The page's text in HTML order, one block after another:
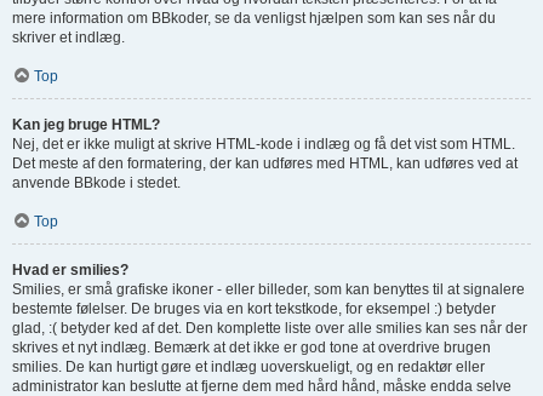
mere information om BBkoder, se da venligst hjælpen som kan ses når du
skriver et indlæg.
Top
Kan jeg bruge HTML?
Nej, det er ikke muligt at skrive HTML-kode i indlæg og få det vist som HTML.
Det meste af den formatering, der kan udføres med HTML, kan udføres ved at
anvende BBkode i stedet.
Top
Hvad er smilies?
Smilies, er små grafiske ikoner - eller billeder, som kan benyttes til at signalere
bestemte følelser. De bruges via en kort tekstkode, for eksempel :) betyder
glad, :( betyder ked af det. Den komplette liste over alle smilies kan ses når der
skrives et nyt indlæg. Bemærk at det ikke er god tone at overdrive brugen
smilies. De kan hurtigt gøre et indlæg uoverskueligt, og en redaktør eller
administrator kan beslutte at fjerne dem med hård hånd, måske endda selve